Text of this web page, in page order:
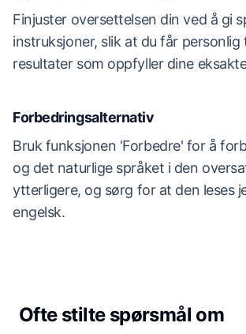
Finjuster oversettelsen din ved å gi
instruksjoner, slik at du får personlig
resultater som oppfyller dine
Forbedringsalternativ
Bruk funksjonen 'Forbedre' for å
og det naturlige språket i den
ytterligere, og sørg for at den leses
engelsk.
Ofte stilte spørsmål om